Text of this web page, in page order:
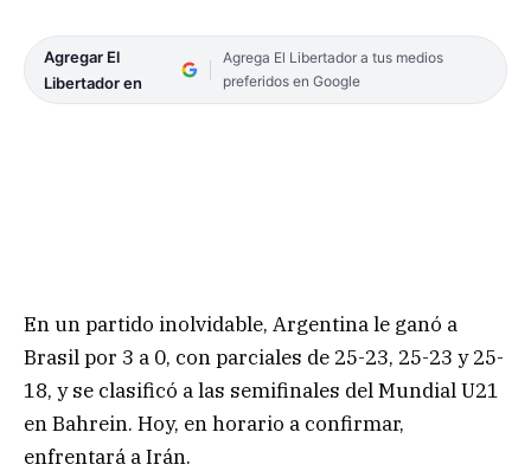
Agregar El
Libertador en
Agrega El Libertador a tus medios
preferidos en Google
En un partido inolvidable, Argentina le ganó a
Brasil por 3 a 0, con parciales de 25-23, 25-23 y 25-
18, y se clasificó a las semifinales del Mundial U21
en Bahrein. Hoy, en horario a confirmar,
enfrentará a Irán.